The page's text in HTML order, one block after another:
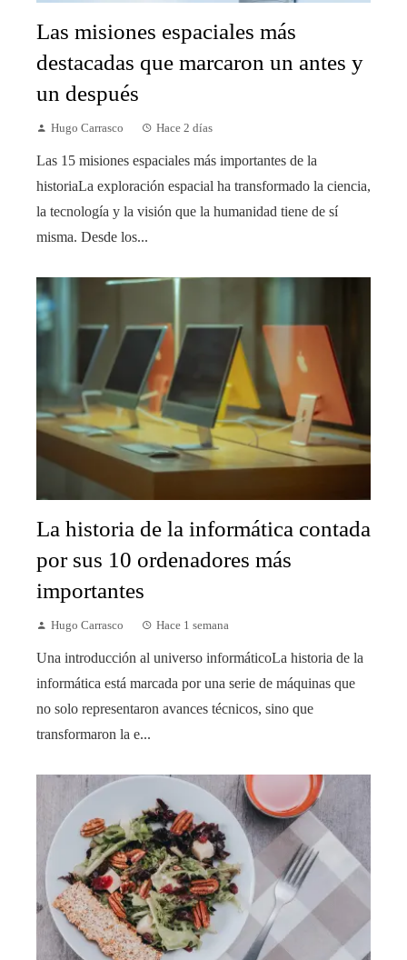
Las misiones espaciales más
destacadas que marcaron un antes y
un después
Hugo Carrasco Hace 2 días
Las 15 misiones espaciales más importantes de la
historiaLa exploración espacial ha transformado la ciencia,
la tecnología y la visión que la humanidad tiene de sí
misma. Desde los...
La historia de la informática contada
por sus 10 ordenadores más
importantes
Hugo Carrasco Hace 1 semana
Una introducción al universo informáticoLa historia de la
informática está marcada por una serie de máquinas que
no solo representaron avances técnicos, sino que
transformaron la e...